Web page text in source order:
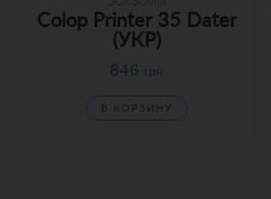
Colop Printer 35 Dater
(УКР)
846 грн
В КОРЗИНУ